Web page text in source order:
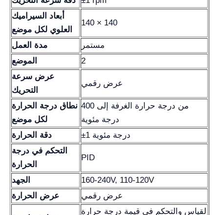
أبعاد السيراميك
العلوي لكل موضع
140 × 140
مدة العمل
مستمر
الموضع
2
عرض سرعة
التحريك
عرض رقمي
نطاق درجة الحرارة
لكل موضع
من درجة حرارة الغرفة إلى 400
درجة مئوية
دقة الحرارة
±1 درجة مئوية
التحكم في درجة
الحرارة
PID
الجهد
160-240V, 110-120V
عرض الحرارة
عرض رقمي
لقياس والتحكم في قيمة درجة حرارة